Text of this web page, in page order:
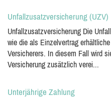
Unfallzusatzversicherung (UZV)
Unfallzusatzversicherung Die
wie die als Einzelvertrag
Versicherers. In diesem Fall wird
Versicherung zusätzlich verei...
Unterjährige Zahlung